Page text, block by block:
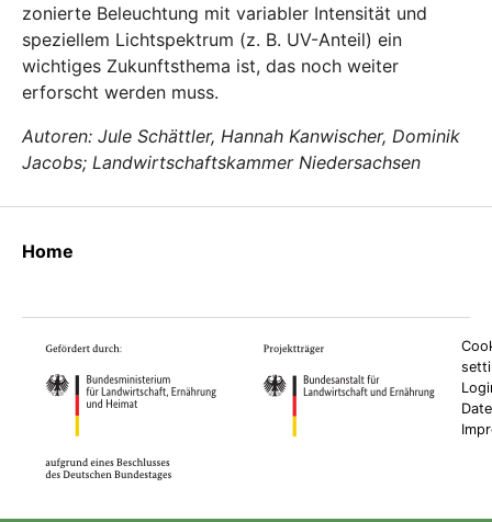
zonierte Beleuchtung mit variabler Intensität und
speziellem Lichtspektrum (z. B. UV-Anteil) ein
wichtiges Zukunftsthema ist, das noch weiter
erforscht werden muss.
Autoren: Jule Schättler, Hannah Kanwischer, Dominik
Jacobs; Landwirtschaftskammer Niedersachsen
Home